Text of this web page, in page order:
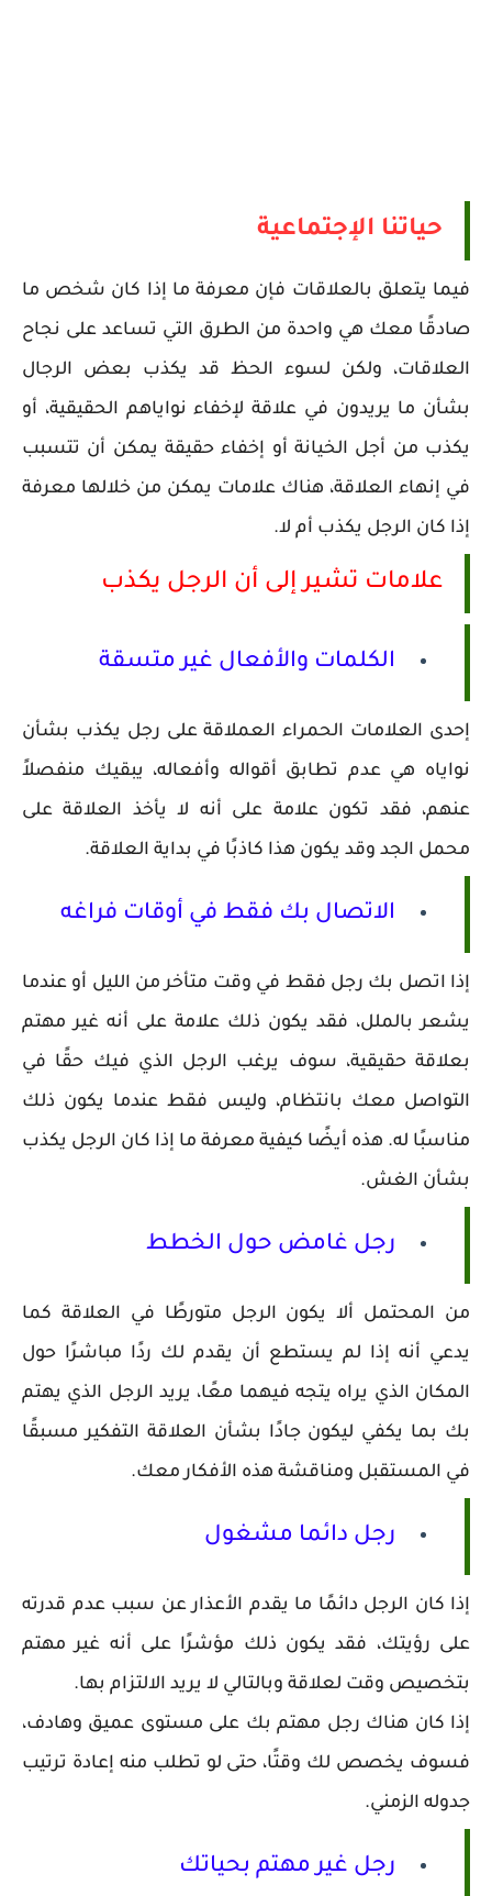
حياتنا الإجتماعية
فيما يتعلق بالعلاقات فإن معرفة ما إذا كان شخص ما
صادقًا معك هي واحدة من الطرق التي تساعد على نجاح
العلاقات، ولكن لسوء الحظ قد يكذب بعض الرجال
بشأن ما يريدون في علاقة لإخفاء نواياهم الحقيقية، أو
يكذب من أجل الخيانة أو إخفاء حقيقة يمكن أن تتسبب
في إنهاء العلاقة، هناك علامات يمكن من خلالها معرفة
إذا كان الرجل يكذب أم لا.
علامات تشير إلى أن الرجل يكذب
الكلمات والأفعال غير متسقة
إحدى العلامات الحمراء العملاقة على رجل يكذب بشأن
نواياه هي عدم تطابق أقواله وأفعاله، يبقيك منفصلاً
عنهم، فقد تكون علامة على أنه لا يأخذ العلاقة على
محمل الجد وقد يكون هذا كاذبًا في بداية العلاقة.
الاتصال بك فقط في أوقات فراغه
إذا اتصل بك رجل فقط في وقت متأخر من الليل أو عندما
يشعر بالملل، فقد يكون ذلك علامة على أنه غير مهتم
بعلاقة حقيقية، سوف يرغب الرجل الذي فيك حقًا في
التواصل معك بانتظام، وليس فقط عندما يكون ذلك
مناسبًا له. هذه أيضًا كيفية معرفة ما إذا كان الرجل يكذب
بشأن الغش.
رجل غامض حول الخطط
من المحتمل ألا يكون الرجل متورطًا في العلاقة كما
يدعي أنه إذا لم يستطع أن يقدم لك ردًا مباشرًا حول
المكان الذي يراه يتجه فيهما معًا، يريد الرجل الذي يهتم
بك بما يكفي ليكون جادًا بشأن العلاقة التفكير مسبقًا
في المستقبل ومناقشة هذه الأفكار معك.
رجل دائما مشغول
إذا كان الرجل دائمًا ما يقدم الأعذار عن سبب عدم قدرته
على رؤيتك، فقد يكون ذلك مؤشرًا على أنه غير مهتم
بتخصيص وقت لعلاقة وبالتالي لا يريد الالتزام بها.
إذا كان هناك رجل مهتم بك على مستوى عميق وهادف،
فسوف يخصص لك وقتًا، حتى لو تطلب منه إعادة ترتيب
جدوله الزمني.
رجل غير مهتم بحياتك